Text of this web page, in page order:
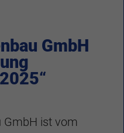
GmbH
GmbH ist vom